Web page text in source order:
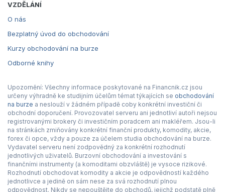
VZDĚLÁNÍ
O nás
Bezplatný úvod do obchodování
Kurzy obchodování na burze
Odborné knihy
Upozornění: Všechny informace poskytované na Financnik.cz jsou
určeny výhradně ke studijním účelům témat týkajících se obchodování
na burze a neslouží v žádném případě coby konkrétní investiční či
obchodní doporučení. Provozovatel serveru ani jednotliví autoři nejsou
registrovanými brokery či investičním poradcem ani makléřem. Jsou-li
na stránkách zmiňovány konkrétní finanční produkty, komodity, akcie,
forex či opce, vždy a pouze za účelem studia obchodování na burze.
Vydavatel serveru není zodpovědný za konkrétní rozhodnutí
jednotlivých uživatelů. Burzovní obchodování a investování s
finančními instrumenty (a komoditami obzvláště) je vysoce rizikové.
Rozhodnutí obchodovat komodity a akcie je odpovědností každého
jednotlivce a jedině on sám nese za svá rozhodnutí plnou
odpovědnost. Nikdy se nepouštějte do obchodů, jejichž podstatě plně